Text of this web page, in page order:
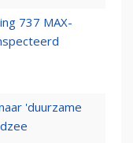
737 MAX-
'duurzame